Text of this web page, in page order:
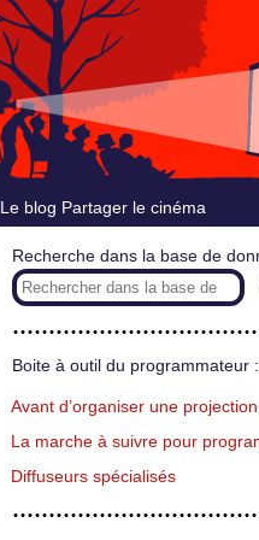
Le blog Partager le cinéma
Recherche dans la base de
Boite à outil du programmateur :
Avant d’organiser une
La marche à suivre pour
Diffuseurs spécialisés